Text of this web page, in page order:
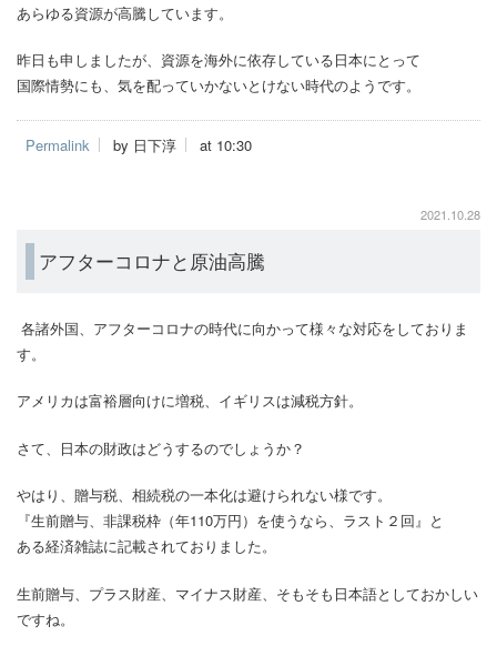
あらゆる資源が高騰しています。
昨日も申しましたが、資源を海外に依存している日本にとって
国際情勢にも、気を配っていかないとけない時代のようです。
Permalink by 日下淳 at 10:30
2021.10.28
アフターコロナと原油高騰
各諸外国、アフターコロナの時代に向かって様々な対応をしておりま
す。
アメリカは富裕層向けに増税、イギリスは減税方針。
さて、日本の財政はどうするのでしょうか？
やはり、贈与税、相続税の一本化は避けられない様です。
『生前贈与、非課税枠（年110万円）を使うなら、ラスト２回』と
ある経済雑誌に記載されておりました。
生前贈与、プラス財産、マイナス財産、そもそも日本語としておかしい
ですね。